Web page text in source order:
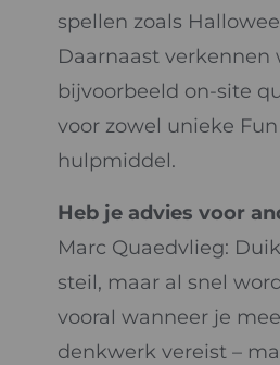
spellen zoals
Daarnaast
bijvoorbeeld on-site
voor zowel unieke
hulpmiddel.
Heb je advies voor
Marc Quaedvlieg:
steil, maar al snel
vooral wanneer je
denkwerk vereist –